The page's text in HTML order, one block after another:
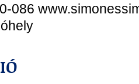
086